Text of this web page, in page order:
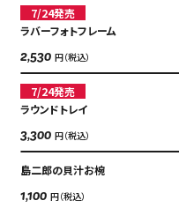
7/24発売
ラバーフォトフレーム
2,530 円（税込）
7/24発売
ラウンドトレイ
3,300 円（税込）
島二郎の貝汁お椀
1,100 円（税込）